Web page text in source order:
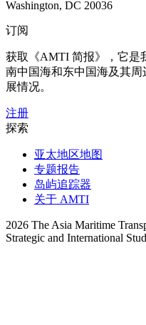
Washington, DC 20036
订阅
获取《AMTI 简报》，它是
南中国海和东中国海及其
展情况。
注册
探索
亚太地区地图
专题报告
岛屿追踪器
关于 AMTI
2026 The Asia Maritime
Strategic and International